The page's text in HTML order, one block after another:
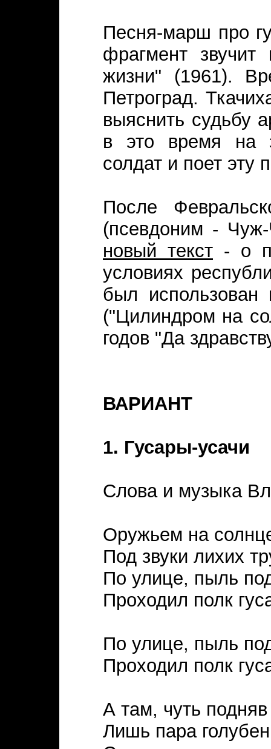
Песня-марш про
фрагмент
жизни" (1961).
Петроград.
выяснить судьбу
в это время на
солдат и поет эту
После
(псевдоним -
новый текст - о
условиях
был
("Цилиндром на
годов "Да
ВАРИАНТ
1. Гусары-усачи
Слова и музыка
Оружьем на
Под звуки лихих
По улице, пыль
Проходил полк
По улице, пыль
Проходил полк
А там, чуть подняв
Лишь пара